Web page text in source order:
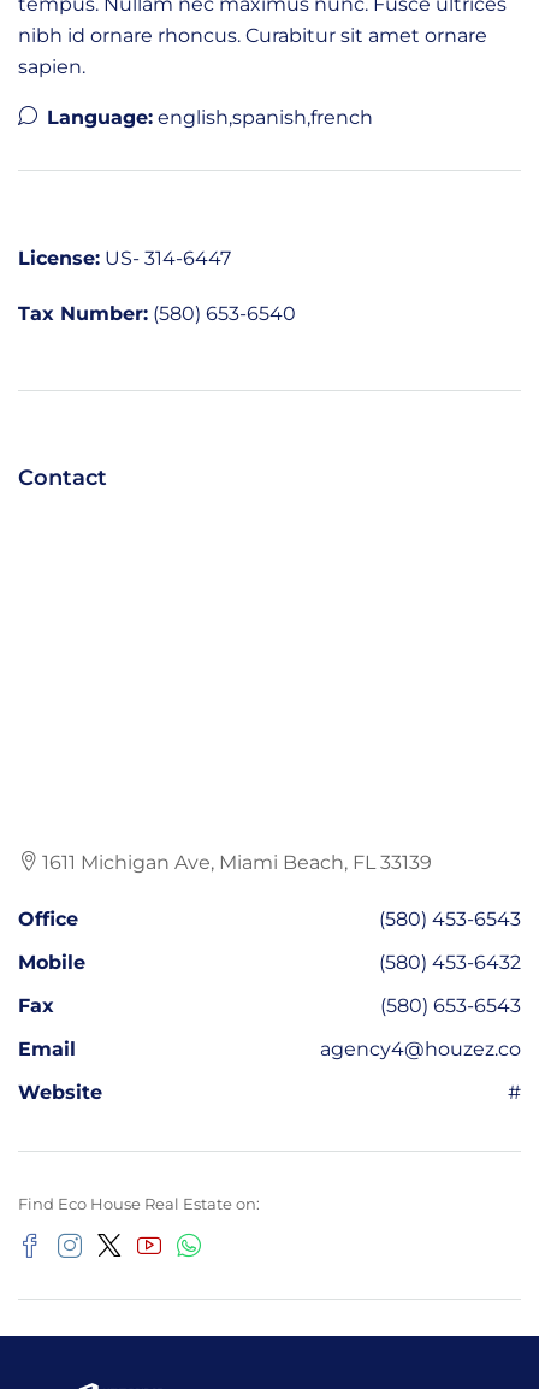
nibh id ornare rhoncus. Curabitur sit amet ornare
sapien.
Language: english,spanish,french
License: US- 314-6447
Tax Number: (580) 653-6540
Contact
1611 Michigan Ave, Miami Beach, FL 33139
Office
(580) 453-6543
Mobile
(580) 453-6432
Fax
(580) 653-6543
Email
agency4@houzez.co
Website
#
Find Eco House Real Estate on: